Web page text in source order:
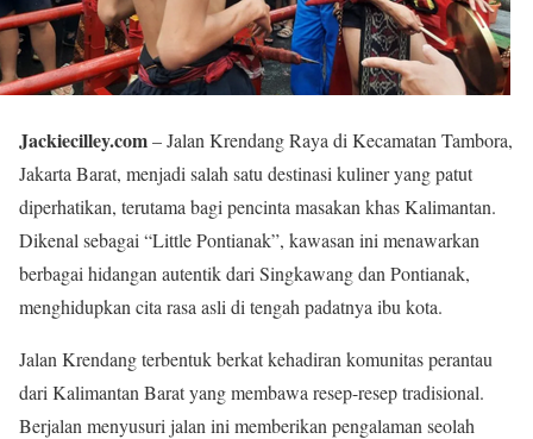
Jackiecilley.com– Jalan Krendang Raya di Kecamatan Tambora,
Jakarta Barat, menjadi salah satu destinasi kuliner yang patut
diperhatikan, terutama bagi pencinta masakan khas Kalimantan.
Dikenal sebagai “Little Pontianak”, kawasan ini menawarkan
berbagai hidangan autentik dari Singkawang dan Pontianak,
menghidupkan cita rasa asli di tengah padatnya ibu kota.
Jalan Krendang terbentuk berkat kehadiran komunitas perantau
dari Kalimantan Barat yang membawa resep-resep tradisional.
Berjalan menyusuri jalan ini memberikan pengalaman seolah